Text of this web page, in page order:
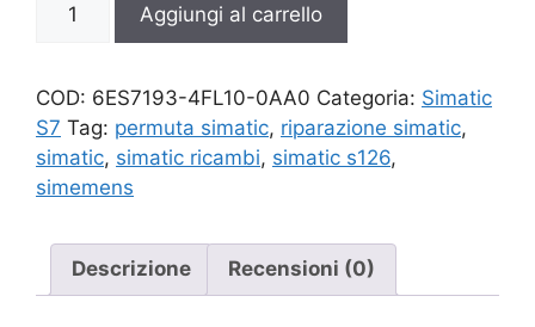
4FL10-
quantità
Aggiungi al carrello
COD: 6ES7193-4FL10-0AA0 Categoria: Simatic
S7 Tag: permuta simatic, riparazione simatic,
simatic, simatic ricambi, simatic s126,
simemens
Descrizione Recensioni (0)